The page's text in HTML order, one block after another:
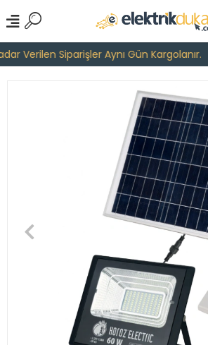
Verilen Siparişler Aynı Gün Kargolanır.